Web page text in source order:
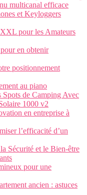
multicanal efficace
et Keyloggers
pour les Amateurs
en obtenir
positionnement
au piano
de Camping Avec
1000 v2
en entreprise à
l’efficacité d’un
Sécurité et le Bien-être
pour une
ancien : astuces